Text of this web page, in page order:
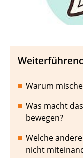
Warum
Was macht
bewegen?
Welche
nicht